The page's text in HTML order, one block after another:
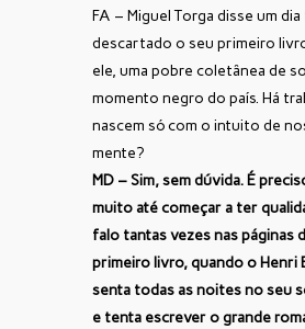
FA – Miguel Torga disse um
descartado o seu primeiro
ele, uma pobre coletânea de
momento negro do país. Há
nascem só com o intuito de
mente?
MD – Sim, sem dúvida. É
muito até começar a ter
falo tantas vezes nas páginas
primeiro livro, quando o Henri
senta todas as noites no seu
e tenta escrever o grande